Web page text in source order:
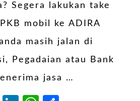
Segera lakukan take
mobil ke ADIRA
masih jalan di
Pegadaian atau Bank
jasa …